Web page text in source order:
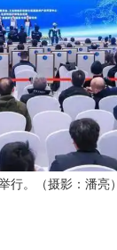
行。（摄影：潘亮）